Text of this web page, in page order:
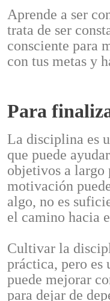
Aprende a ser
trata de ser
consciente para
con tus metas y
Para
La disciplina es
que puede
objetivos a largo
motivación
algo, no es
el camino hacia
Cultivar la
práctica, pero es
puede mejorar
para dejar de